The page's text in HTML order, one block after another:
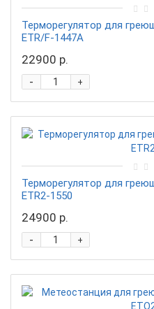
Терморегулятор для
ETR/F-1447A
22900 р.
+
-
Терморегулятор для
ETR2-1550
24900 р.
+
-